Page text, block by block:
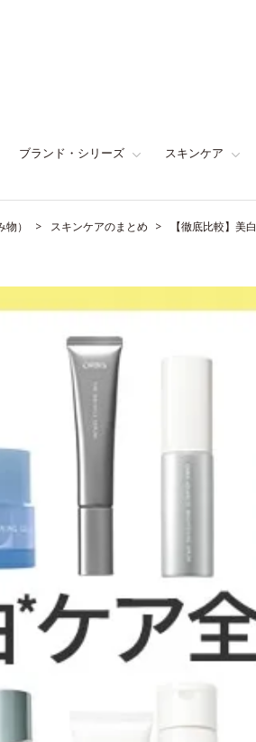
ブランド・シリーズ スキンケア
） スキンケアのまとめ 【徹底比較】美